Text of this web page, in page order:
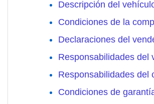
Descripción del
Condiciones de la
Declaraciones del
Responsabilidades del
Responsabilidades del
Condiciones de